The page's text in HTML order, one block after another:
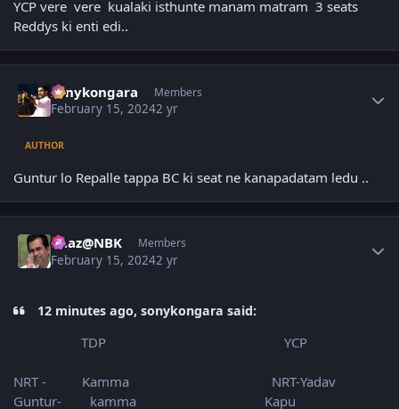
YCP vere vere kualaki isthunte manam matram 3 seats
Reddys ki enti edi..
sonykongara Members
February 15, 20242 yr
AUTHOR
Guntur lo Repalle tappa BC ki seat ne kanapadatam ledu ..
Raaz@NBK Members
February 15, 20242 yr
12 minutes ago, sonykongara said:
TDP YCP
NRT - Kamma NRT-Yadav
Guntur- kamma Kapu